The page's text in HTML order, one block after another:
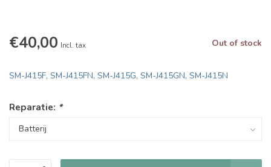
€40,00 Incl. tax Out of stock
SM-J415F, SM-J415FN, SM-J415G, SM-J415GN, SM-J415N
Reparatie: *